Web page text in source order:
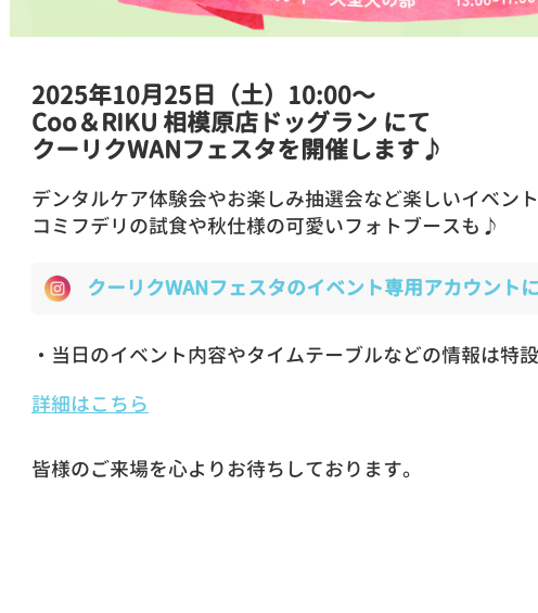
2025年10月25日（土）10:00〜
Coo＆RIKU 相模原店ドッグラン にて
クーリクWANフェスタを開催します♪
デンタルケア体験会やお楽しみ抽選会など楽しいイベン
コミフデリの試食や秋仕様の可愛いフォトブースも♪
クーリクWANフェスタのイベント専用アカウント
・当日のイベント内容やタイムテーブルなどの情報は特
詳細はこちら
皆様のご来場を心よりお待ちしております。